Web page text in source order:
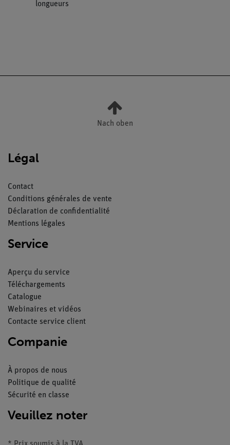
longueurs
Nach oben
Légal
Contact
Conditions générales de vente
Déclaration de confidentialité
Mentions légales
Service
Aperçu du service
Téléchargements
Catalogue
Webinaires et vidéos
Contacte service client
Companie
À propos de nous
Politique de qualité
Sécurité en classe
Veuillez noter